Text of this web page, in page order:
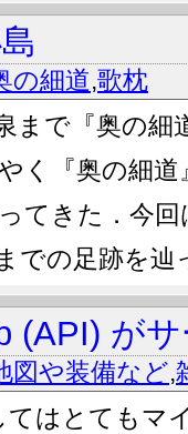
の細道,歌枕
まで『奥の細
く『奥の細
てきた．今
での足跡を
(API) が
図や装備など,
はとてもマ